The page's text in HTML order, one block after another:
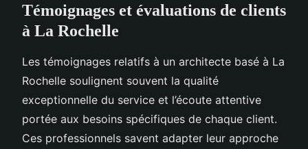
Témoignages et évaluations de clients
à La Rochelle
Les témoignages relatifs à un architecte basé à La
Rochelle soulignent souvent la qualité
exceptionnelle du service et l’écoute attentive
portée aux besoins spécifiques de chaque client.
Ces professionnels savent adapter leur approche